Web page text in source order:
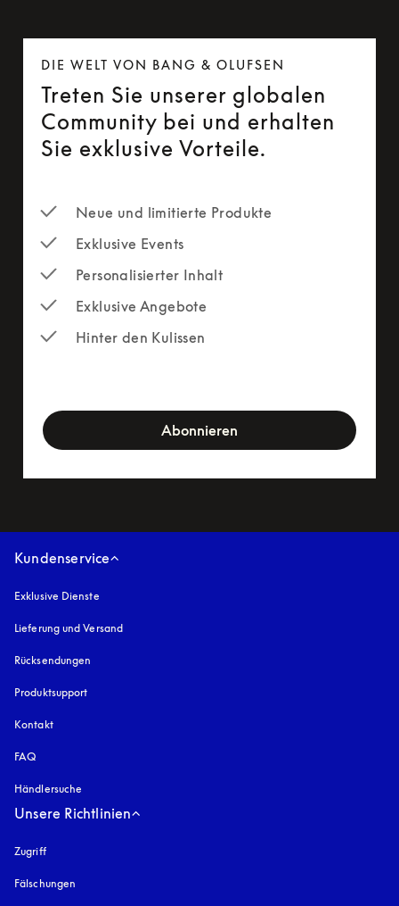
DIE WELT VON BANG & OLUFSEN
Treten Sie unserer globalen
Community bei und erhalten
Sie exklusive Vorteile.
Neue und limitierte Produkte
Exklusive Events
Personalisierter Inhalt
Exklusive Angebote
Hinter den Kulissen
Abonnieren
Kundenservice
Exklusive Dienste
Lieferung und Versand
Rücksendungen
Produktsupport
Kontakt
FAQ
Händlersuche
Unsere Richtlinien
Zugrifföffnet sich in einem neuen Tab
Fälschungen